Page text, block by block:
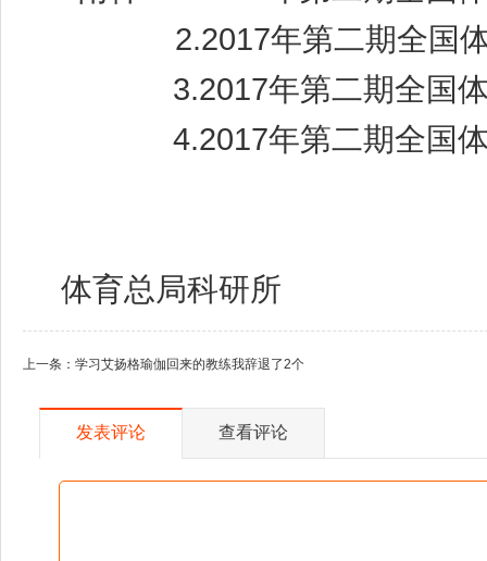
2.2017年第二期全国
3.2017年第二期全国
4.2017年第二期全国
体育总局科研所
上一条： 学习艾扬格瑜伽回来的教练我辞退了2个
发表评论 查看评论